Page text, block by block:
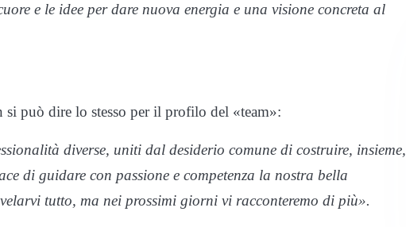
e le idee per dare nuova energia e una visione concreta al
può dire lo stesso per il profilo del «team»:
diverse, uniti dal desiderio comune di costruire, insieme,
di guidare con passione e competenza la nostra bella
tutto, ma nei prossimi giorni vi racconteremo di più».